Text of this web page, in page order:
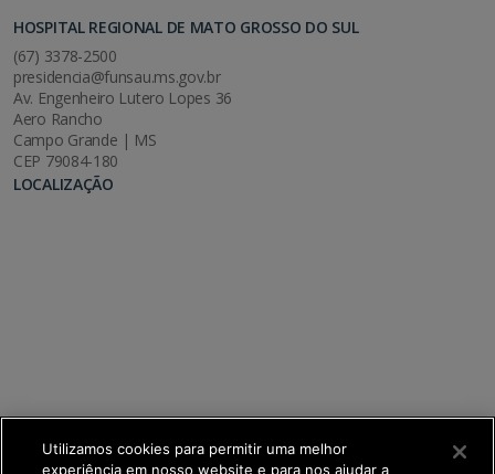
HOSPITAL REGIONAL DE MATO GROSSO DO SUL
(67) 3378-2500
presidencia@funsau.ms.gov.br
Av. Engenheiro Lutero Lopes 36
Aero Rancho
Campo Grande | MS
CEP 79084-180
LOCALIZAÇÃO
Utilizamos cookies para permitir uma melhor
experiência em nosso website e para nos ajudar a